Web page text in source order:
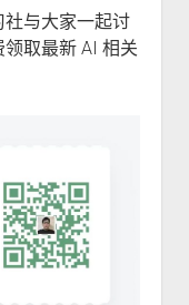
社与大家一起讨
领取最新 AI 相关